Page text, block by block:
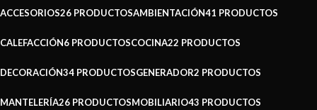
ACCESORIOS26 PRODUCTOSAMBIENTACIÓN41 PRODUCTOS
CALEFACCIÓN6 PRODUCTOSCOCINA22 PRODUCTOS
DECORACIÓN34 PRODUCTOSGENERADOR2 PRODUCTOS
MANTELERÍA26 PRODUCTOSMOBILIARIO43 PRODUCTOS